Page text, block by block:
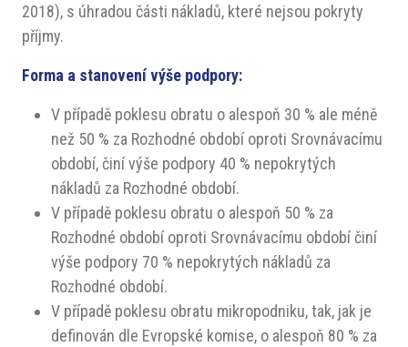
2018), s úhradou části nákladů, které nejsou pokryty
příjmy.
Forma a stanovení výše podpory:
V případě poklesu obratu o alespoň 30 % ale méně
než 50 % za Rozhodné období oproti Srovnávacímu
období, činí výše podpory 40 % nepokrytých
nákladů za Rozhodné období.
V případě poklesu obratu o alespoň 50 % za
Rozhodné období oproti Srovnávacímu období činí
výše podpory 70 % nepokrytých nákladů za
Rozhodné období.
V případě poklesu obratu mikropodniku, tak, jak je
definován dle Evropské komise, o alespoň 80 % za